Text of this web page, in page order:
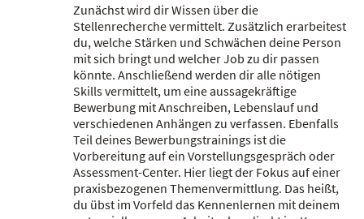
Zunächst wird dir Wissen über die
Stellenrecherche vermittelt. Zusätzlich erarbeitest
du, welche Stärken und Schwächen deine Person
mit sich bringt und welcher Job zu dir passen
könnte. Anschließend werden dir alle nötigen
Skills vermittelt, um eine aussagekräftige
Bewerbung mit Anschreiben, Lebenslauf und
verschiedenen Anhängen zu verfassen. Ebenfalls
Teil deines Bewerbungstrainings ist die
Vorbereitung auf ein Vorstellungsgespräch oder
Assessment-Center. Hier liegt der Fokus auf einer
praxisbezogenen Themenvermittlung. Das heißt,
du übst im Vorfeld das Kennenlernen mit deinem